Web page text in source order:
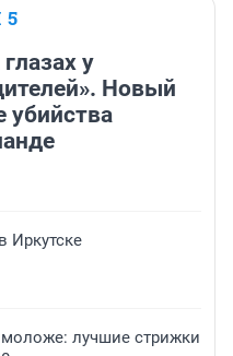
5
у
Новый
убийства
Иркутске
лучшие стрижки